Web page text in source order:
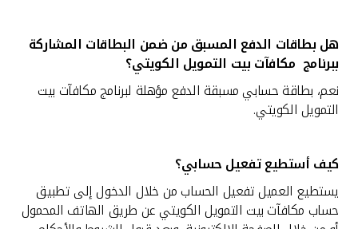
هل بطاقات الدفع المسبق من ضمن البطاقات المشاركة
ببرنامج مكافآت بيت التمويل الكويتي؟
نعم، بطاقة حسابي مسبقة الدفع مؤهلة لبرنامج مكافآت بيت
التمويل الكويتي.
كيف أستطيع تفعيل حسابي؟
يستطيع العميل تفعيل الحساب من خلال الدخول إلى تطبيق
حساب مكافآتبيت التمويل الكويتي عن طريق الهاتف المحمول